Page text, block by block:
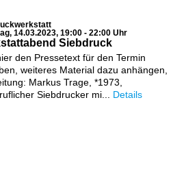
14.03.2023, 19:00 - 22:00 Uhr
Siebdruck
den Pressetext für den Termin
weiteres Material dazu anhängen,
Markus Trage, *1973,
Siebdrucker mi... Details